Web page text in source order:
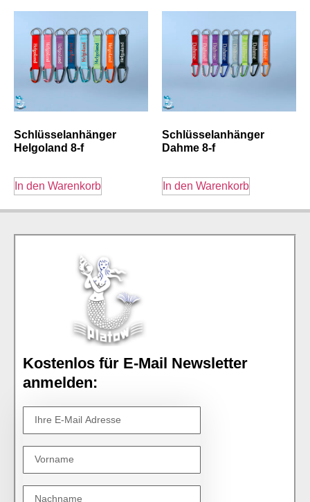
Schlüsselanhänger
Helgoland 8-f
In den Warenkorb
Schlüsselanhänger
Dahme 8-f
In den Warenkorb
Kostenlos für E-Mail Newsletter
anmelden: